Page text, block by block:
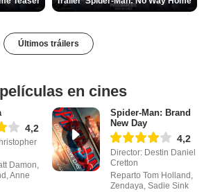
Últimos tráilers
en cines
4,2
Damon,
Anne
Spider-Man: Brand
New Day
4,2
Director: Destin Daniel
Cretton
Reparto Tom Holland,
Zendaya, Sadie Sink